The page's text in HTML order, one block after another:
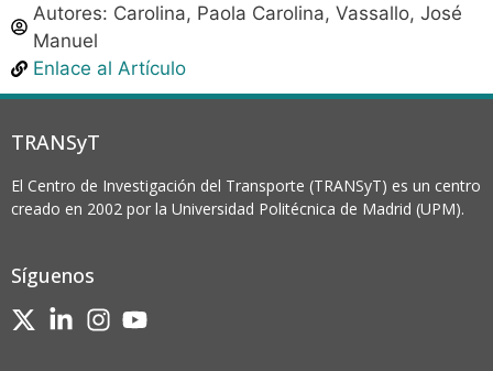
Autores: Carolina, Paola Carolina, Vassallo, José
Manuel
Enlace al Artículo
TRANSyT
El Centro de Investigación del Transporte (TRANSyT) es un centro
creado en 2002 por la Universidad Politécnica de Madrid (UPM).
Síguenos